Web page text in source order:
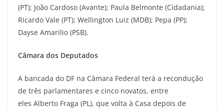
(PT); João Cardoso (Avante); Paula Belmonte (Cidadania);
Ricardo Vale (PT); Wellington Luiz (MDB); Pepa (PP);
Dayse Amarilio (PSB).
Câmara dos Deputados
A bancada do DF na Câmara Federal terá a recondução
de três parlamentares e cinco novatos, entre
eles Alberto Fraga (PL), que volta à Casa depois de